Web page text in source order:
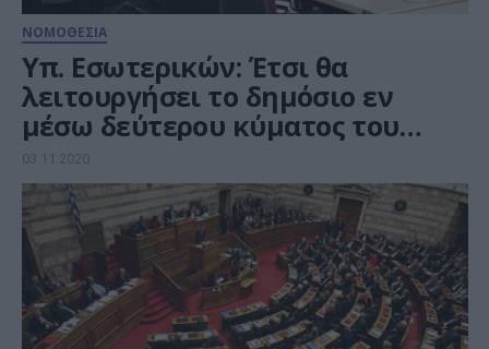
ΝΟΜΟΘΕΣΙΑ
Υπ. Εσωτερικών: Έτσι θα
λειτουργήσει το δημόσιο εν
μέσω δεύτερου κύματος του
κορωνοϊού
03.11.2020